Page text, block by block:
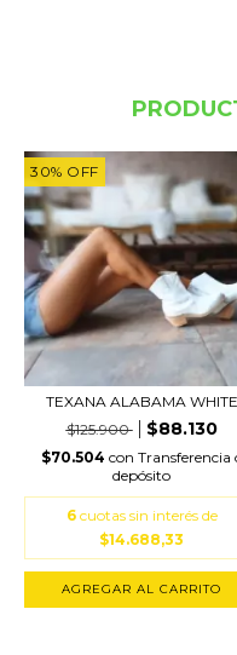
30% OFF
TEXANA ALABAMA WHITE
$125.900
$88.130
$70.504 con Transferencia
depósito
6 cuotas sin interés de
$14.688,33
AGREGAR AL CARRITO